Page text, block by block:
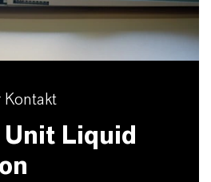
Kontakt
Unit Liquid